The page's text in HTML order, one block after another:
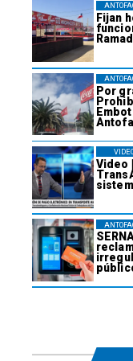
Fijan
Por
Video